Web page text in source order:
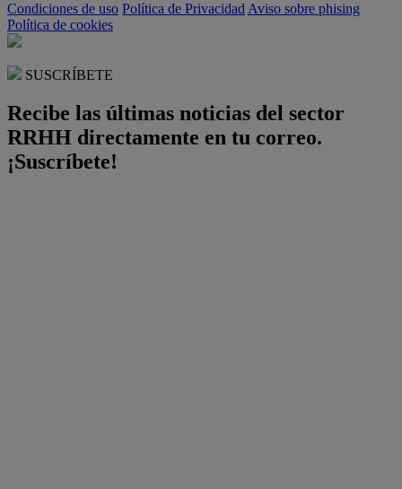
Condiciones de uso Política de Privacidad Aviso sobre phising
Política de cookies
SUSCRÍBETE
Recibe las últimas noticias del sector
RRHH directamente en tu correo.
¡Suscríbete!